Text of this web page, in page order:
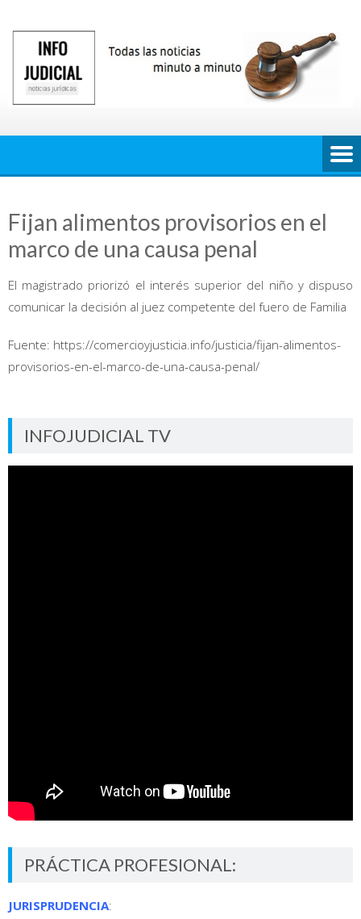
contenido
Fijan alimentos provisorios en el
marco de una causa penal
El magistrado priorizó el interés superior del niño y dispuso
comunicar la decisión al juez competente del fuero de Familia
Fuente: https://comercioyjusticia.info/justicia/fijan-alimentos-
provisorios-en-el-marco-de-una-causa-penal/
INFOJUDICIAL TV
PRÁCTICA PROFESIONAL:
JURISPRUDENCIA: